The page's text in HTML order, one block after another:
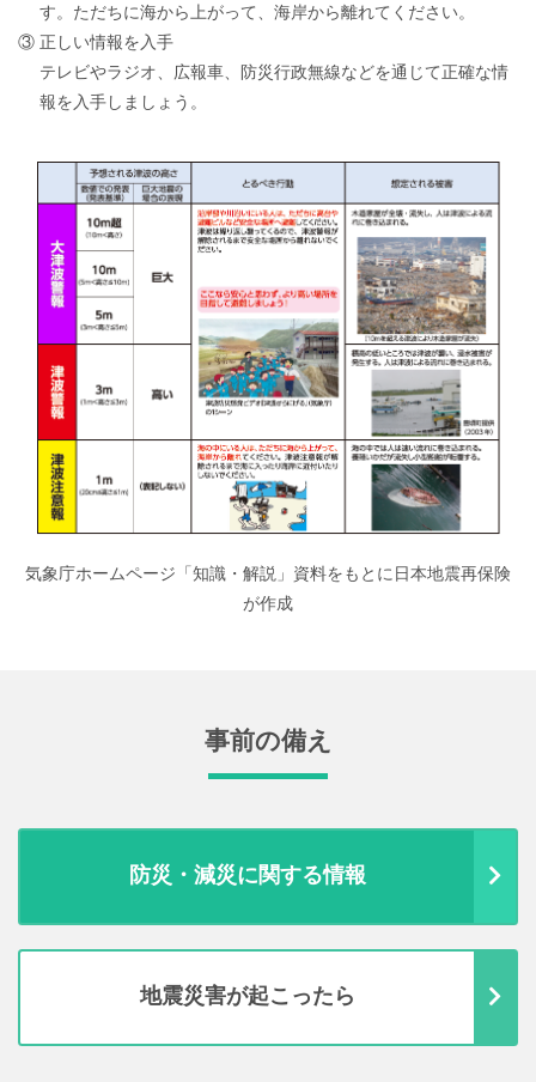
す。ただちに海から上がって、海岸から離れてください。
③ 正しい情報を入手
テレビやラジオ、広報車、防災行政無線などを通じて正確な情
報を入手しましょう。
気象庁ホームページ「知識・解説」資料をもとに日本地震再保険
が作成
事前の備え
防災・減災に関する情報
地震災害が起こったら